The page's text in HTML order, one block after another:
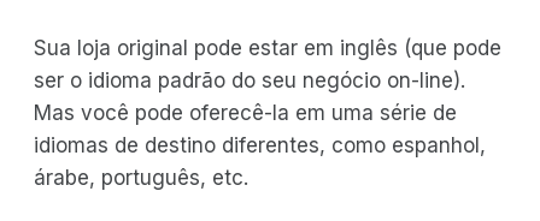
Sua loja original pode estar em inglês (que pode
ser o idioma padrão do seu negócio on-line).
Mas você pode oferecê-la em uma série de
idiomas de destino diferentes, como espanhol,
árabe, português, etc.